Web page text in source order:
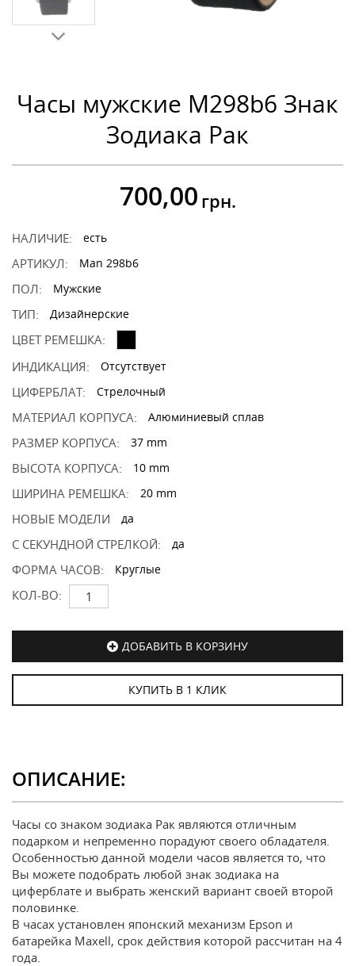
Часы мужские M298b6 Знак
Зодиака Рак
700,00 грн.
НАЛИЧИЕ: есть
АРТИКУЛ: Man 298b6
ПОЛ: Мужские
ТИП: Дизайнерские
ЦВЕТ РЕМЕШКА:
ИНДИКАЦИЯ:
Отсутствует
ЦИФЕРБЛАТ: Стрелочный
МАТЕРИАЛ КОРПУСА: Алюминиевый сплав
РАЗМЕР КОРПУСА: 37 mm
ВЫСОТА КОРПУСА: 10 mm
ШИРИНА РЕМЕШКА: 20 mm
НОВЫЕ МОДЕЛИ да
С СЕКУНДНОЙ СТРЕЛКОЙ: да
ФОРМА ЧАСОВ: Круглые
КОЛ-ВО:
ДОБАВИТЬ В КОРЗИНУ
КУПИТЬ В 1 КЛИК
ОПИСАНИЕ:
Часы со знаком зодиака Рак являются отличным
подарком и непременно порадуют своего обладателя.
Особенностью данной модели часов является то, что
Вы можете подобрать любой знак зодиака на
циферблате и выбрать женский вариант своей второй
половинке.
В часах установлен японский механизм Epson и
батарейка Maxell, срок действия которой рассчитан на 4
года.